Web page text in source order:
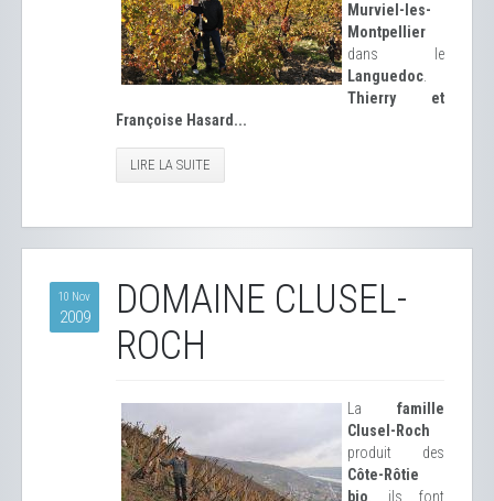
Murviel-les-
Montpellier
dans le
Languedoc
Thierry et
Françoise Hasard...
LIRE LA SUITE
10 Nov
2009
DOMAINE CLUSEL-
ROCH
La famille
Clusel-Roch
produit des
Côte-Rôtie
bio , ils font